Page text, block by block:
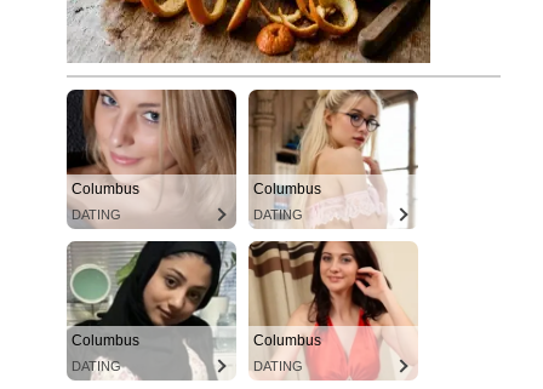
Columbus
DATING
Columbus
DATING
Columbus
DATING
Columbus
DATING